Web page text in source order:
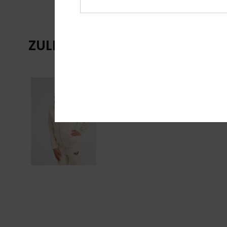
ZULETZT ANGESEHENE